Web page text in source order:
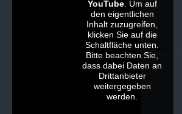
YouTube. Um auf
den eigentlichen
Inhalt zuzugreifen,
klicken Sie auf die
Schaltfläche unten.
Bitte beachten Sie,
dass dabei Daten an
Drittanbieter
weitergegeben
werden.